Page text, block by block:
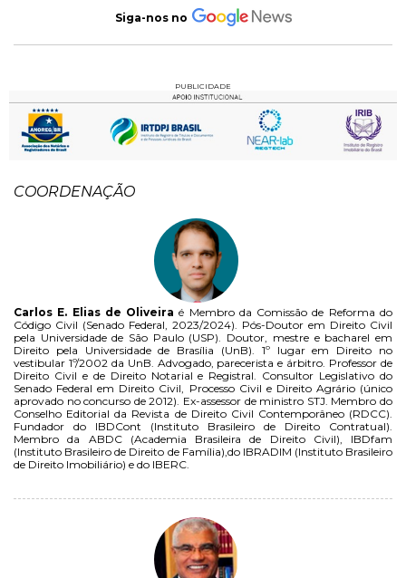
Siga-nos no
PUBLICIDADE
COORDENAÇÃO
Carlos E. Elias de Oliveira é Membro da Comissão de Reforma do
Código Civil (Senado Federal, 2023/2024). Pós-Doutor em Direito Civil
pela Universidade de São Paulo (USP). Doutor, mestre e bacharel em
Direito pela Universidade de Brasília (UnB). 1º lugar em Direito no
vestibular 1º/2002 da UnB. Advogado, parecerista e árbitro. Professor de
Direito Civil e de Direito Notarial e Registral. Consultor Legislativo do
Senado Federal em Direito Civil, Processo Civil e Direito Agrário (único
aprovado no concurso de 2012). Ex-assessor de ministro STJ. Membro do
Conselho Editorial da Revista de Direito Civil Contemporâneo (RDCC).
Fundador do IBDCont (Instituto Brasileiro de Direito Contratual).
Membro da ABDC (Academia Brasileira de Direito Civil), IBDfam
(Instituto Brasileiro de Direito de Família),do IBRADIM (Instituto Brasileiro
de Direito Imobiliário) e do IBERC.